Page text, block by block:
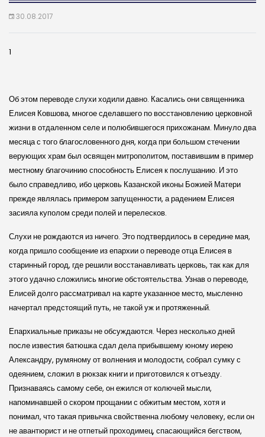
30.08.2017
1
Об этом переводе слухи ходили давно. Касались они священника
Елисея Ковшова, многое сделавшего по восстановлению церковной
жизни в отдаленном селе и полюбившегося прихожанам. Минуло два
месяца с того благословенного дня, когда при большом стечении
верующих храм был освящен митрополитом, поставившим в пример
местному благочинию способность Елисея к послушанию. И это
было справедливо, ибо церковь Казанской иконы Божией Матери
прежде являлась примером запущенности, а радением Елисея
засияла куполом среди полей и перелесков.
Слухи не рождаются из ничего. Это подтвердилось в середине мая,
когда пришло сообщение из епархии о переводе отца Елисея в
старинный город, где решили восстанавливать церковь, так как для
этого удачно сложились многие обстоятельства. Узнав о переводе,
Елисей долго рассматривал на карте указанное место, мысленно
начертал предстоящий путь, не такой уж и протяженный.
Епархиальные приказы не обсуждаются. Через несколько дней
после известия батюшка сдал дела прибывшему юному иерею
Александру, румяному от волнения и молодости, собрал сумку с
одеянием, сложил в рюкзак книги и приготовился к отъезду.
Признаваясь самому себе, он ежился от колючей мысли,
напоминавшей о скором прощании с обжитым местом, хотя и
понимал, что такая привычка свойственна любому человеку, если он
не авантюрист и не отпетый проходимец, спасающийся бегством,